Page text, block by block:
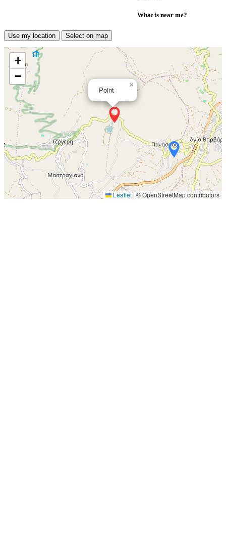
What is near me?
Use my location Select on map
Point
×
+
−
Leaflet | © OpenStreetMap contributors